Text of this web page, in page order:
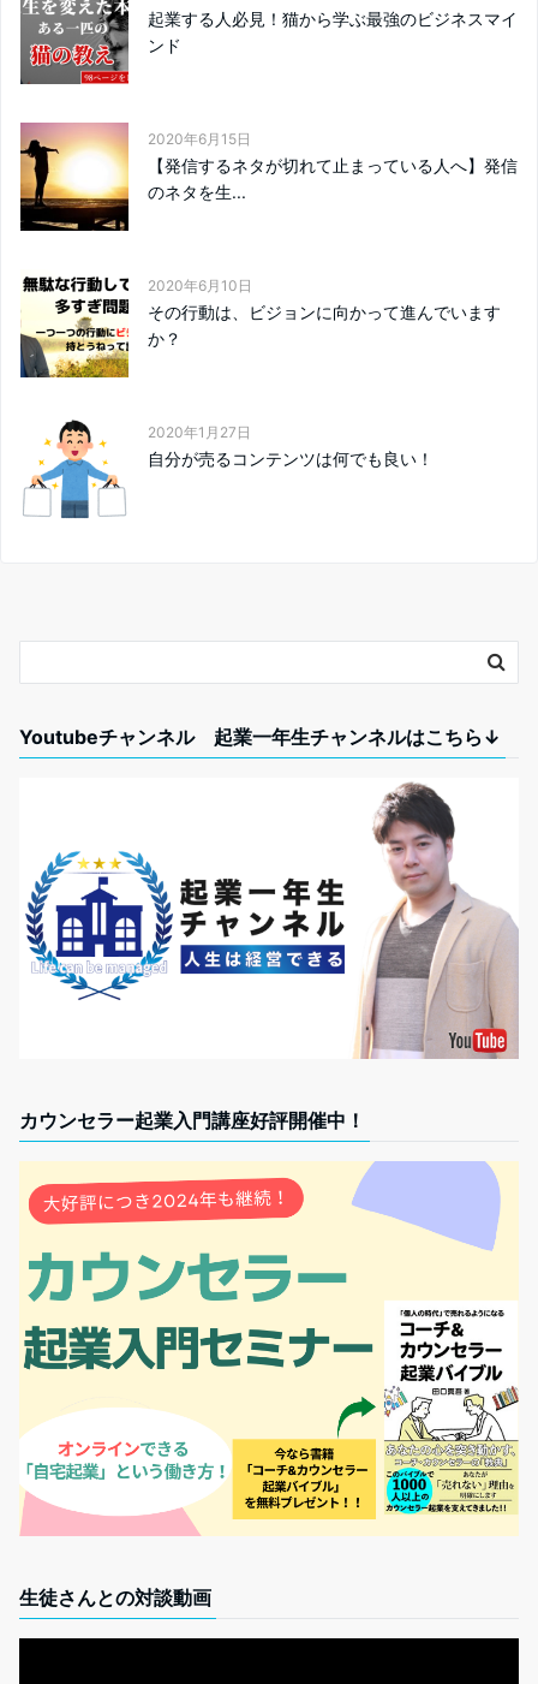
起業する人必見！猫から学ぶ最強のビジネスマイ
ンド
2020年6月15日
【発信するネタが切れて止まっている人へ】発信
のネタを生...
2020年6月10日
その行動は、ビジョンに向かって進んでいます
か？
2020年1月27日
自分が売るコンテンツは何でも良い！
Youtubeチャンネル 起業一年生チャンネルはこちら↓
カウンセラー起業入門講座好評開催中！
生徒さんとの対談動画